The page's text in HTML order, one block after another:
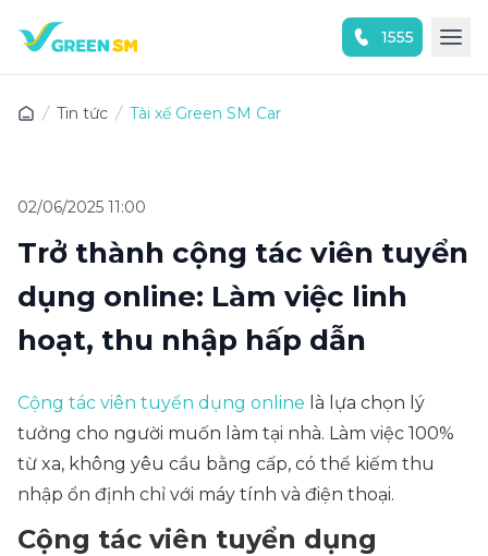
1555
Tin tức Tài xế Green SM Car
02/06/2025 11:00
Trở thành cộng tác viên tuyển
dụng online: Làm việc linh
hoạt, thu nhập hấp dẫn
Cộng tác viên tuyển dụng online là lựa chọn lý
tưởng cho người muốn làm tại nhà. Làm việc 100%
từ xa, không yêu cầu bằng cấp, có thể kiếm thu
nhập ổn định chỉ với máy tính và điện thoại.
Cộng tác viên tuyển dụng